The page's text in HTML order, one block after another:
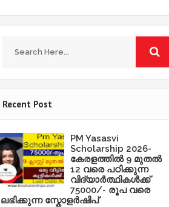
Recent Post
PM Yasasvi
Scholarship 2026-
കേരളത്തിൽ 9 മുതൽ
12 വരെ പഠിക്കുന്ന
വിദ്യാർത്ഥികൾക്ക്
75000/- രൂപ വരെ
ലഭിക്കുന്ന സ്കോളർഷിപ്